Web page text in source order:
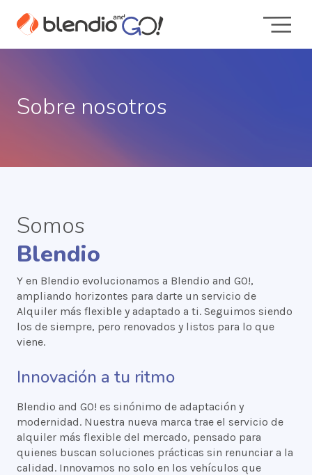
Sobre nosotros
Somos
Blendio
Y en Blendio evolucionamos a Blendio and GO!,
ampliando horizontes para darte un servicio de
Alquiler más flexible y adaptado a ti. Seguimos siendo
los de siempre, pero renovados y listos para lo que
viene.
Innovación a tu ritmo
Blendio and GO! es sinónimo de adaptación y
modernidad. Nuestra nueva marca trae el servicio de
alquiler más flexible del mercado, pensado para
quienes buscan soluciones prácticas sin renunciar a la
calidad. Innovamos no solo en los vehículos que